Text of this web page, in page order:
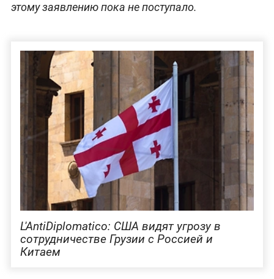
этому заявлению пока не поступало.
L'AntiDiplomatico: США видят угрозу в
сотрудничестве Грузии с Россией и
Китаем